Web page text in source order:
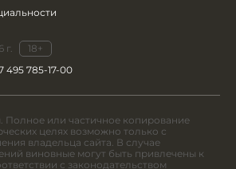
г.
18+
495 785-17-00
Полное или частичное копирование
целях возможно только с
владельца сайта. В случае
виновные могут быть привлечены к
с законодательством